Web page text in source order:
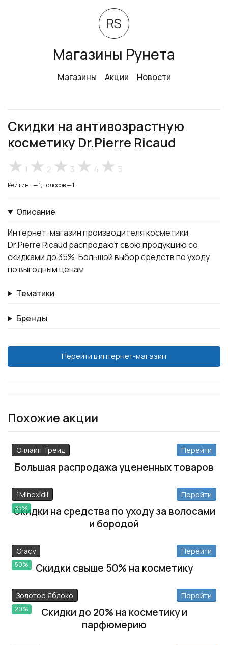
Магазины Рунета
Магазины Акции Новости
Скидки на антивозрастную
косметику Dr.Pierre Ricaud
1 2 3 4 5
Рейтинг — 1, голосов — 1.
Описание
Интернет-магазин производителя косметики
Dr.Pierre Ricaud распродают свою продукцию со
скидками до 35%. Большой выбор средств по уходу
по выгодным ценам.
Тематики
Бренды
Перейти в интернет-магазин
Похожие акции
Онлайн Трейд Перейти
Большая распродажа уцененных товаров
1Minoxidil​​​​​​​
35%
Перейти
Скидки на средства по уходу за волосами
и бородой
Gracy
50%
Перейти
Скидки свыше 50% на косметику
Золотое Яблоко
20%
Перейти
Скидки до 20% на косметику и
парфюмерию